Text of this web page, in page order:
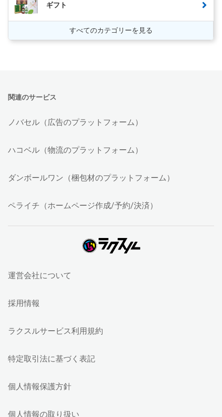
ギフト
すべてのカテゴリーを見る
関連のサービス
ノバセル（広告のプラットフォーム）
ハコベル（物流のプラットフォーム）
ダンボールワン（梱包材のプラットフォーム）
ペライチ（ホームページ作成/予約/決済）
運営会社について
採用情報
ラクスルサービス利用規約
特定取引法に基づく表記
個人情報保護方針
個人情報の取り扱い